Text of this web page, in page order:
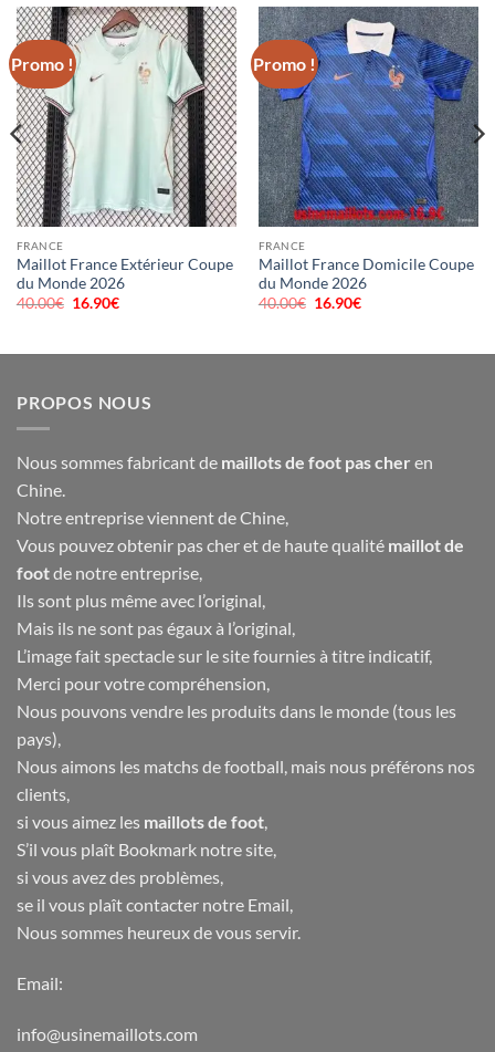
Promo !
FRANCE
Maillot France Extérieur Coupe
du Monde 2026
40.00€ Le
16.90€Le
Promo !
FRANCE
Maillot France Domicile Coupe
du Monde 2026
40.00€ Le
16.90€Le
PROPOS NOUS
Nous sommes fabricant de maillots de foot pas cher en
Chine.
Notre entreprise viennent de Chine,
Vous pouvez obtenir pas cher et de haute qualité maillot de
footde notre entreprise,
Ils sont plus même avec l’original,
Mais ils ne sont pas égaux à l’original,
L’image fait spectacle sur le site fournies à titre indicatif,
Merci pour votre compréhension,
Nous pouvons vendre les produits dans le monde (tous les
pays),
Nous aimons les matchs de football, mais nous préférons nos
clients,
si vous aimez les maillots de foot,
S’il vous plaît Bookmark notre site,
si vous avez des problèmes,
se il vous plaît contacter notre Email,
Nous sommes heureux de vous servir.
Email:
info@usinemaillots.com